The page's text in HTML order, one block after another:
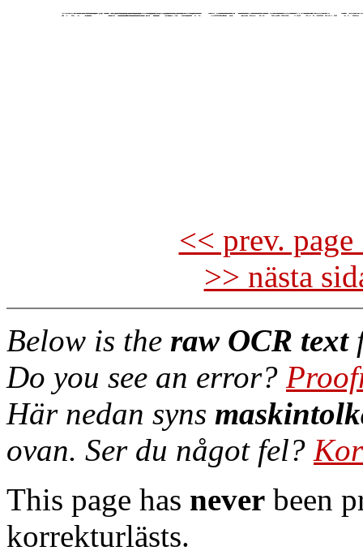
<< prev.
>> nästa
Below is the raw OCR text
Do you see an error?
Här nedan syns
ovan. Ser du något fel?
This page has never been
korrekturlästs.